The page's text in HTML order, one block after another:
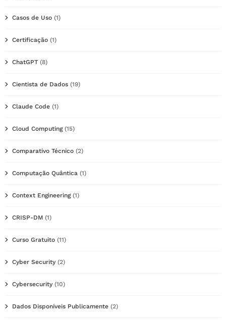
Casos de Uso (1)
Certificação (1)
ChatGPT (8)
Cientista de Dados (19)
Claude Code (1)
Cloud Computing(15)
Comparativo Técnico (2)
Computação Quântica (1)
Context Engineering(1)
CRISP-DM (1)
Curso Gratuito (11)
Cyber Security (2)
Cybersecurity (10)
Dados Disponíveis Publicamente (2)